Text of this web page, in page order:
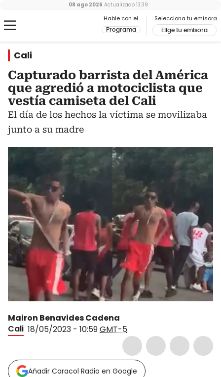
Hable con el
Programa
Selecciona tu emisora
Elige tu emisora
08 ago 2026 Actualizado 13:39
Cali
Capturado barrista del América
que agredió a motociclista que
vestía camiseta del Cali
El día de los hechos la víctima se movilizaba
junto a su madre
Mairon Benavides Cadena
Cali 18/05/2023 - 10:59GMT-5
Añadir Caracol Radio en Google